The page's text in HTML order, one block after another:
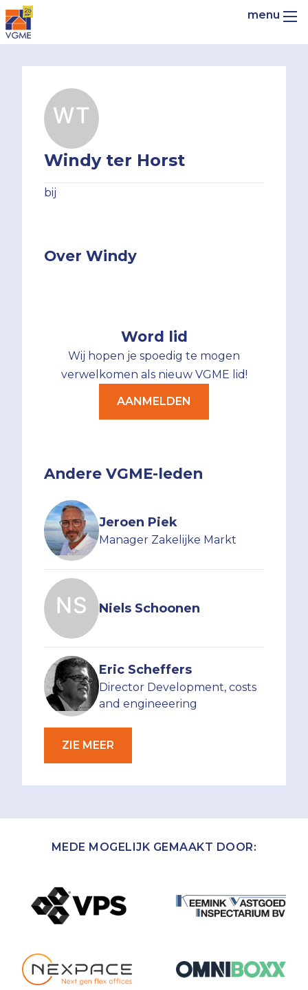
Windy ter Horst
bij
Word lid
Wij hopen je spoedig te mogen
verwelkomen als nieuw VGME lid!
AANMELDEN
Andere VGME-leden
Jeroen Piek
Manager Zakelijke Markt
Niels Schoonen
Eric Scheffers
Director Development, costs
and engineeering
ZIE MEER
Over Windy
MEDE MOGELIJK GEMAAKT DOOR: